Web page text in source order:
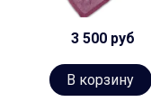
3 500 руб
В корзину